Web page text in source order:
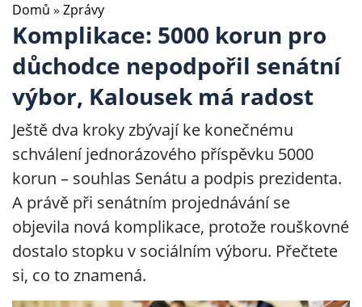
Domů » Zprávy
Komplikace: 5000 korun pro
důchodce nepodpořil senátní
výbor, Kalousek má radost
Ještě dva kroky zbývají ke konečnému
schválení jednorázového příspěvku 5000
korun – souhlas Senátu a podpis prezidenta.
A právě při senátním projednávání se
objevila nová komplikace, protože rouškovné
dostalo stopku v sociálním výboru. Přečtete
si, co to znamená.